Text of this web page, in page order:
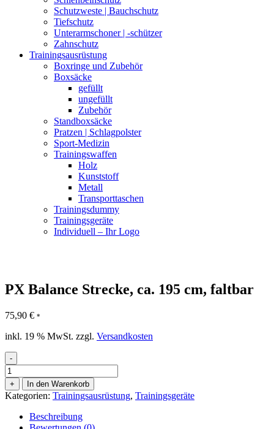
Schutzweste | Bauchschutz
Tiefschutz
Unterarmschoner | -schützer
Zahnschutz
Trainingsausrüstung
Boxringe und Zubehör
Boxsäcke
gefüllt
ungefüllt
Zubehör
Standboxsäcke
Pratzen | Schlagpolster
Sport-Medizin
Trainingswaffen
Holz
Kunststoff
Metall
Transporttaschen
Trainingsdummy
Trainingsgeräte
Individuell – Ihr Logo
PX Balance Strecke, ca. 195 cm, faltbar
75,90 € *
inkl. 19 % MwSt. zzgl. Versandkosten
-
PX
Balance
Strecke,
ca.
+ In den Warenkorb
Kategorien: Trainingsausrüstung, Trainingsgeräte
Beschreibung